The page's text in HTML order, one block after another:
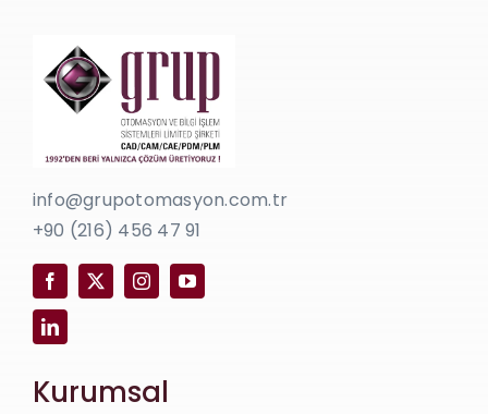
info@grupotomasyon.com.tr
+90 (216) 456 47 91
Kurumsal